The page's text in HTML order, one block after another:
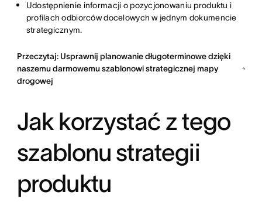
Udostępnienie informacji o pozycjonowaniu produktu i
profilach odbiorców docelowych w jednym dokumencie
strategicznym.
Przeczytaj: Usprawnij planowanie długoterminowe dzięki
naszemu darmowemu szablonowi strategicznej mapy
drogowej
Jak korzystać z tego
szablonu strategii
produktu